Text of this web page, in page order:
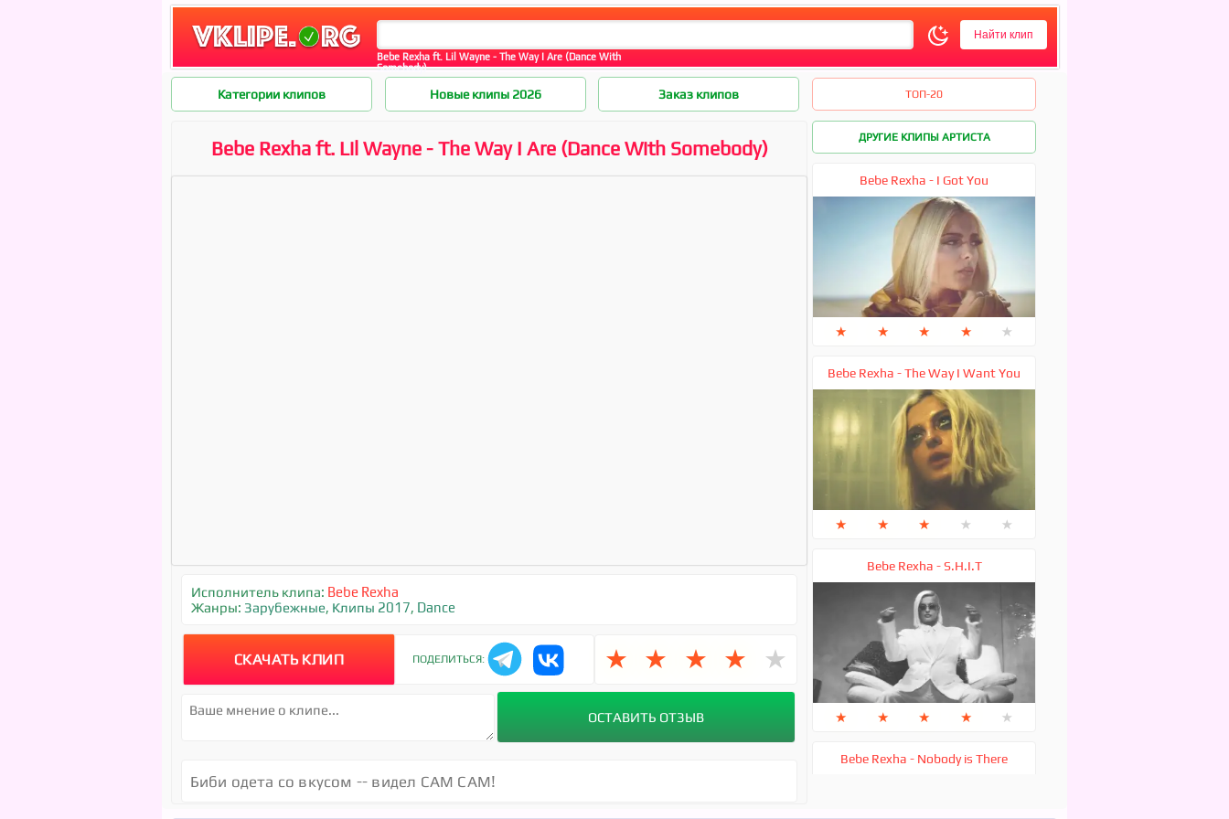
Bebe Rexha ft. Lil Wayne - The Way I Are (Dance With
Somebody)
Категории клипов Новые клипы 2026 Заказ клипов ТОП-20
Bebe Rexha ft. Lil Wayne - The Way I Are (Dance With Somebody)
Исполнитель клипа: Bebe Rexha
Жанры: Зарубежные, Клипы 2017, Dance
СКАЧАТЬ КЛИП ПОДЕЛИТЬСЯ: ★ ★ ★ ★ ★
Биби одета со вкусом -- видел САМ САМ!
ДРУГИЕ КЛИПЫ АРТИСТА
Bebe Rexha - I Got You
★ ★ ★ ★ ★
Bebe Rexha - The Way I Want You
★ ★ ★ ★ ★
Bebe Rexha - S.H.I.T
★ ★ ★ ★ ★
Bebe Rexha - Nobody is There